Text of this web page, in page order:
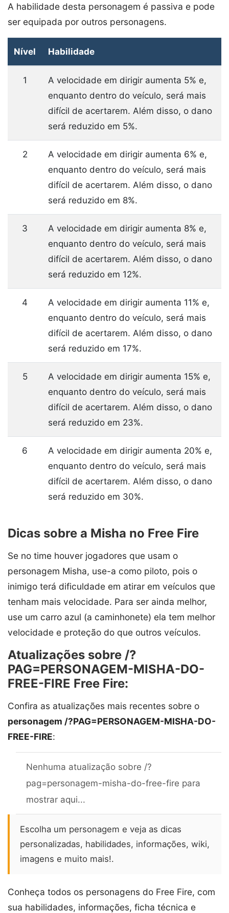
A habilidade desta personagem é passiva e pode
ser equipada por outros personagens.
Nível Habilidade
1
A velocidade em dirigir aumenta 5% e,
enquanto dentro do veículo, será mais
difícil de acertarem. Além disso, o dano
será reduzido em 5%.
2
A velocidade em dirigir aumenta 6% e,
enquanto dentro do veículo, será mais
difícil de acertarem. Além disso, o dano
será reduzido em 8%.
3
A velocidade em dirigir aumenta 8% e,
enquanto dentro do veículo, será mais
difícil de acertarem. Além disso, o dano
será reduzido em 12%.
4
A velocidade em dirigir aumenta 11% e,
enquanto dentro do veículo, será mais
difícil de acertarem. Além disso, o dano
será reduzido em 17%.
5
A velocidade em dirigir aumenta 15% e,
enquanto dentro do veículo, será mais
difícil de acertarem. Além disso, o dano
será reduzido em 23%.
6
A velocidade em dirigir aumenta 20% e,
enquanto dentro do veículo, será mais
difícil de acertarem. Além disso, o dano
será reduzido em 30%.
Dicas sobre a Misha no Free Fire
Se no time houver jogadores que usam o
personagem Misha, use-a como piloto, pois o
inimigo terá dificuldade em atirar em veículos que
tenham mais velocidade. Para ser ainda melhor,
use um carro azul (a caminhonete) ela tem melhor
velocidade e proteção do que outros veículos.
Atualizações sobre /?
PAG=PERSONAGEM-MISHA-DO-
FREE-FIRE Free Fire:
Confira as atualizações mais recentes sobre o
personagem /?PAG=PERSONAGEM-MISHA-DO-
FREE-FIRE:
Nenhuma atualização sobre /?
pag=personagem-misha-do-free-fire para
mostrar aqui...
Escolha um personagem e veja as dicas
personalizadas, habilidades, informações, wiki,
imagens e muito mais!.
Conheça todos os personagens do Free Fire, com
sua habilidades, informações, ficha técnica e